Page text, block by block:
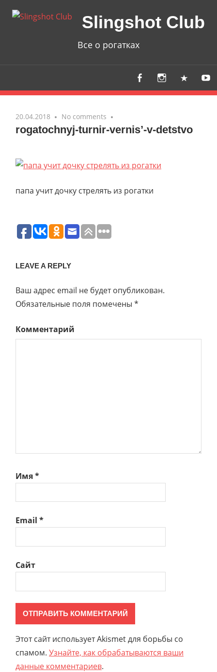
Slingshot Club
Все о рогатках
20.04.2018 No comments
rogatochnyj-turnir-vernis’-v-detstvo
папа учит дочку стрелять из рогатки
LEAVE A REPLY
Ваш адрес email не будет опубликован.
Обязательные поля помечены *
Комментарий
Имя*
Email *
Сайт
Этот сайт использует Akismet для борьбы со
спамом. Узнайте, как обрабатываются ваши
данные комментариев.